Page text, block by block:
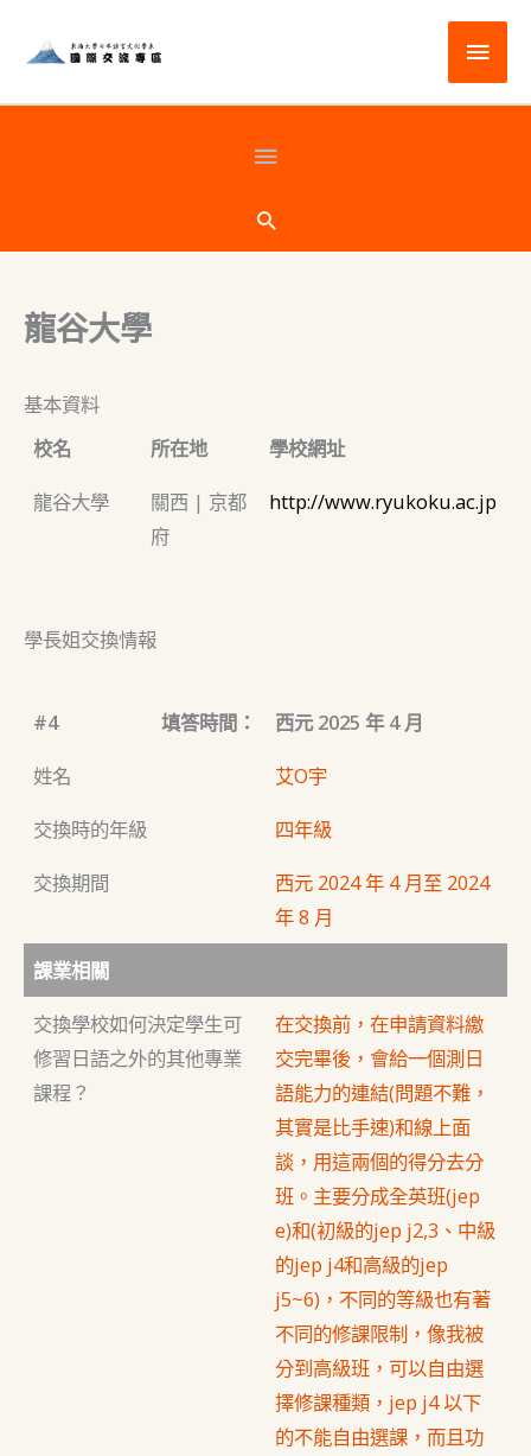
主
要
搜
尋
龍谷大學
基本資料
校名
所在地
學校網址
龍谷大學
關西 | 京都
府
http://www.ryukoku.ac.jp
學長姐交換情報
#4 填答時間：
西元 2025 年 4 月
姓名
艾O宇
交換時的年級
四年級
交換期間
西元 2024 年 4 月至 2024
年 8 月
課業相關
交換學校如何決定學生可
修習日語之外的其他專業
課程？
在交換前，在申請資料繳
交完畢後，會給一個測日
語能力的連結(問題不難，
其實是比手速)和線上面
談，用這兩個的得分去分
班。主要分成全英班(jep
e)和(初級的jep j2,3、中級
的jep j4和高級的jep
j5~6)，不同的等級也有著
不同的修課限制，像我被
分到高級班，可以自由選
擇修課種類，jep j4 以下
的不能自由選課，而且功